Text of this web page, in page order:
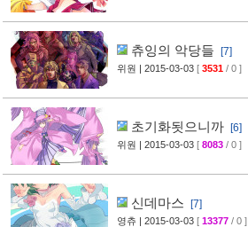
츄잉의 악당들 [7]
위원 | 2015-03-03 [ 3531 / 0 ]
초기화됫으니까 [6]
위원 | 2015-03-03 [ 8083 / 0 ]
신데마스 [7]
영츄 | 2015-03-03 [ 13377 / 0 ]